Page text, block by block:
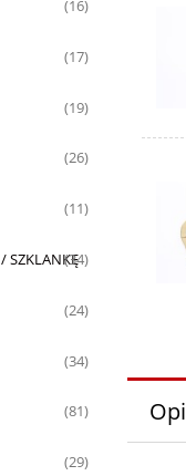
(16)
(17)
(19)
(26)
(11)
SZKLANKĘ
(34)
(24)
(34)
(81)
(29)